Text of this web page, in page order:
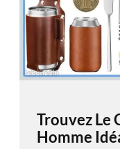
Trouvez Le
Homme